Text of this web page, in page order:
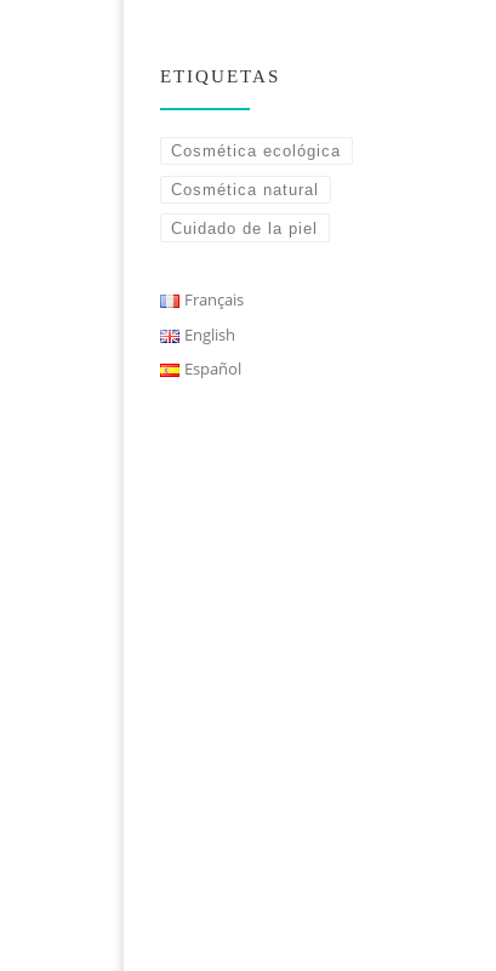
ETIQUETAS
Cosmética ecológica
Cosmética natural
Cuidado de la piel
Français
English
Español